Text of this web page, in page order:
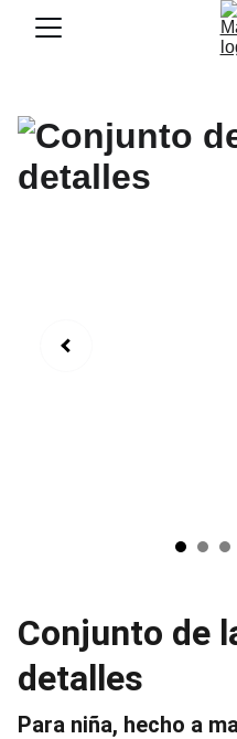
Conjunto de
detalles
Para niña, hecho a